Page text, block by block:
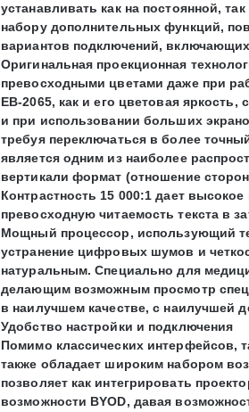
устанавливать как на постоянной,
набору дополнительных функций,
вариантов подключений,
Оригинальная проекционная
превосходными цветами даже при
EB-2065, как и его цветовая
и при использовании больших
требуя переключаться в более
является одним из наиболее
вертикали формат (отношение
Контрастность 15 000:1 дает
превосходную читаемость текста в
Мощный процессор, использующий
устранение цифровых шумов и
натуральным. Специально для
делающим возможным просмотр
в наилучшем качестве, с наилучшей
Удобство настройки и подключения
Помимо классических интерфейсов,
также обладает широким набором
позволяет как интегрировать
возможности BYOD, давая